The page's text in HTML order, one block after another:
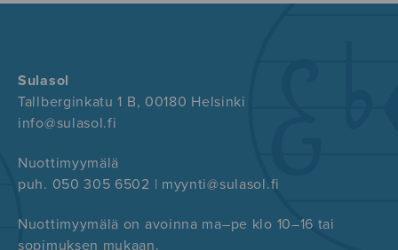
Sulasol
Tallberginkatu 1 B, 00180 Helsinki
info@sulasol.fi
Nuottimyymälä
puh. 050 305 6502 | myynti@sulasol.fi
Nuottimyymälä on avoinna ma–pe klo 10–16 tai
sopimuksen mukaan.